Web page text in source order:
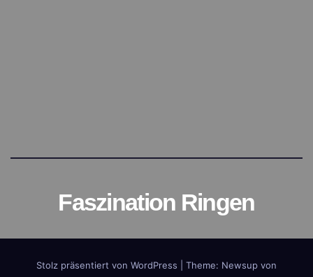
Faszination Ringen
Stolz präsentiert von WordPress Theme: Newsup von